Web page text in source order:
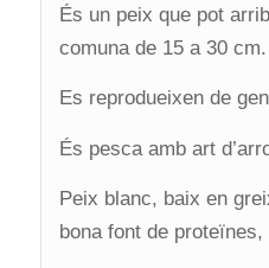
És un peix que pot
comuna de 15 a 30 cm.
Es reprodueixen de
És pesca amb art
Peix blanc, baix en
bona font de